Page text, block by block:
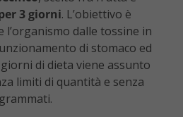
3 giorni. L’obiettivo è
l’organismo dalle tossine in
di stomaco ed
di dieta viene assunto
limiti di quantità e senza